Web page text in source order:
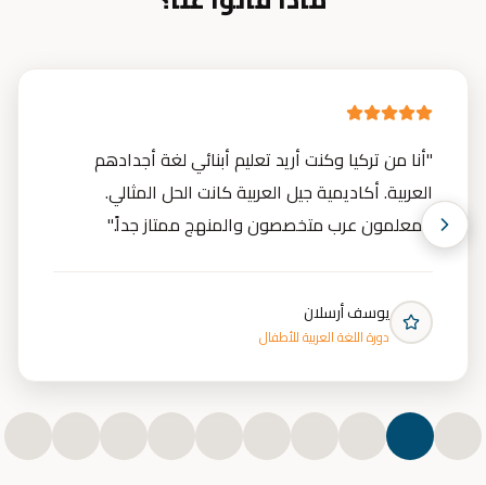
"أنا من تركيا وكنت أريد تعليم أبنائي لغة أجدادهم
العربية. أكاديمية جيل العربية كانت الحل المثالي.
المعلمون عرب متخصصون والمنهج ممتاز جداً."
يوسف أرسلان
دورة اللغة العربية للأطفال